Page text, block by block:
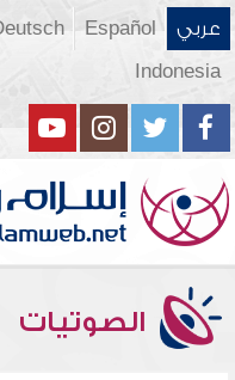
عربي Español
Indonesia
الصوتيات